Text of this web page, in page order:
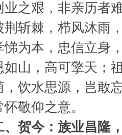
业之艰，非亲历者
荆斩棘，栉风沐雨
悌为本，忠信立身
如山，高可擎天；
，饮水思源，岂敢
怀敬仰之意。
、贺今：族业昌隆